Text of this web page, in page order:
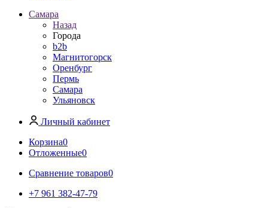
Самара
Назад
Города
b2b
Магнитогорск
Оренбург
Пермь
Самара
Ульяновск
Личный кабинет
Корзина0
Отложенные0
Сравнение товаров0
+7 961 382-47-79